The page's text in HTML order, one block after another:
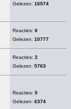
Gelezen:16574
Reacties:6
Gelezen:10777
Reacties:2
Gelezen:5763
Reacties:0
Gelezen:6374